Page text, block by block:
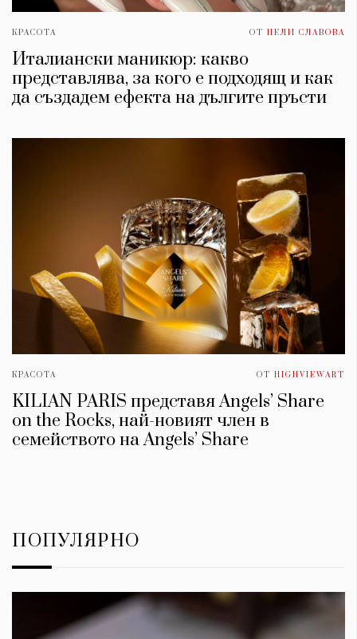
КРАСОТА ОТ НЕЛИ СЛАВОВА
Италиански маникюр: какво
представлява, за кого е подходящ и как
да създадем ефекта на дългите пръсти
КРАСОТА ОТ HIGHVIEWART
KILIAN PARIS представя Angels’ Share
on the Rocks, най-новият член в
семейството на Angels’ Share
ПОПУЛЯРНО